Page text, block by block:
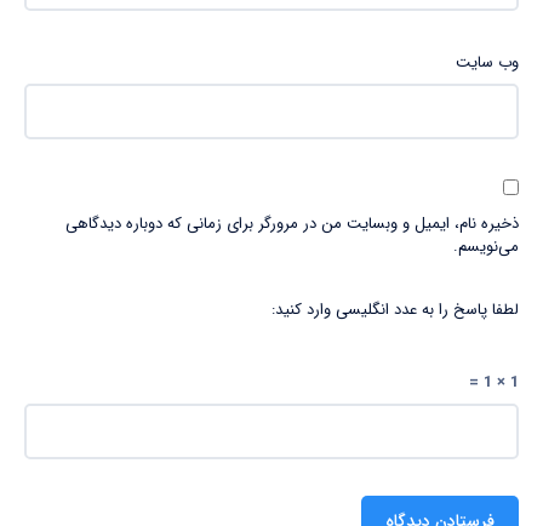
وب‌ سایت
ذخیره نام، ایمیل و وبسایت من در مرورگر برای زمانی که دوباره دیدگاهی
می‌نویسم.
لطفا پاسخ را به عدد انگلیسی وارد کنید:
1 × 1 =